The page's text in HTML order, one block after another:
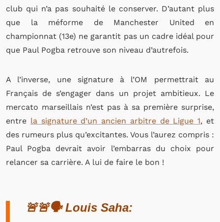
club qui n’a pas souhaité le conserver. D’autant plus
que la méforme de Manchester United en
championnat (13e) ne garantit pas un cadre idéal pour
que Paul Pogba retrouve son niveau d’autrefois.
A l’inverse, une signature à l’OM permettrait au
Français de s’engager dans un projet ambitieux. Le
mercato marseillais n’est pas à sa première surprise,
entre la signature d’un ancien arbitre de Ligue 1, et
des rumeurs plus qu’excitantes. Vous l’aurez compris :
Paul Pogba devrait avoir l’embarras du choix pour
relancer sa carrière. A lui de faire le bon !
🚨🚨🗣️ Louis Saha: